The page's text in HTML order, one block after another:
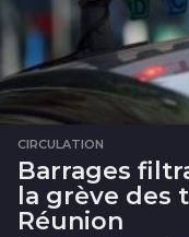
CIRCULATION
Barrages
la grève des
Réunion